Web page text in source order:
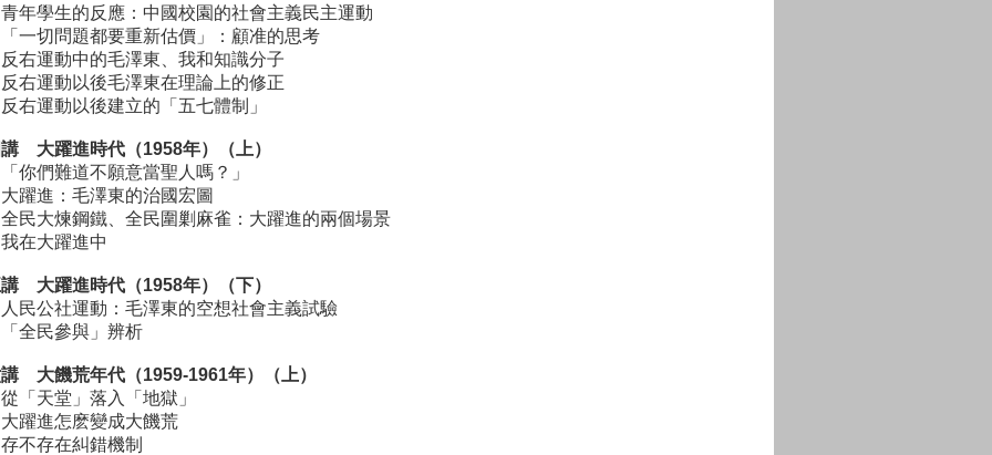
年學生的反應：中國校園的社會主義民主運動
一切問題都要重新估價」：顧准的思考
右運動中的毛澤東、我和知識分子
右運動以後毛澤東在理論上的修正
右運動以後建立的「五七體制」
大躍進時代（1958年）（上）
你們難道不願意當聖人嗎？」
躍進：毛澤東的治國宏圖
民大煉鋼鐵、全民圍剿麻雀：大躍進的兩個場景
在大躍進中
大躍進時代（1958年）（下）
民公社運動：毛澤東的空想社會主義試驗
全民參與」辨析
大饑荒年代（1959-1961年）（上）
「天堂」落入「地獄」
躍進怎麽變成大饑荒
不存在糾錯機制